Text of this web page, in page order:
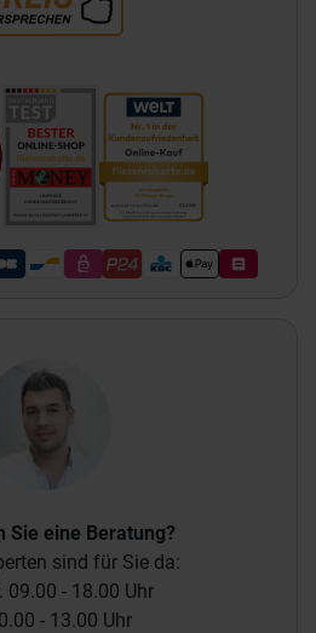
Sie eine Beratung?
sind für Sie da:
09.00 - 18.00 Uhr
- 13.00 Uhr